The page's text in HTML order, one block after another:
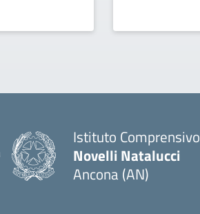
Istituto Comprensivo
Novelli Natalucci
Ancona (AN)